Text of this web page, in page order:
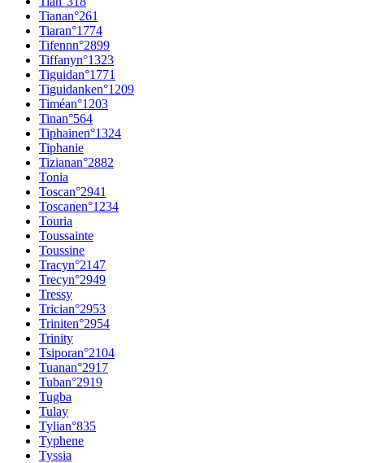
Tianan°261
Tiaran°1774
Tifennn°2899
Tiffanyn°1323
Tiguidan°1771
Tiguidanken°1209
Timéan°1203
Tinan°564
Tiphainen°1324
Tiphanie
Tizianan°2882
Tonia
Toscan°2941
Toscanen°1234
Touria
Toussainte
Toussine
Tracyn°2147
Trecyn°2949
Tressy
Trician°2953
Triniten°2954
Trinity
Tsiporan°2104
Tuanan°2917
Tuban°2919
Tugba
Tulay
Tylian°835
Typhene
Tyssia